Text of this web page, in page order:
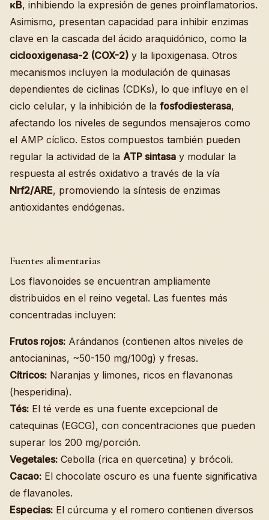
κB, inhibiendo la expresión de genes proinflamatorios.
Asimismo, presentan capacidad para inhibir enzimas
clave en la cascada del ácido araquidónico, como la
ciclooxigenasa-2 (COX-2) y la lipoxigenasa. Otros
mecanismos incluyen la modulación de quinasas
dependientes de ciclinas (CDKs), lo que influye en el
ciclo celular, y la inhibición de la fosfodiesterasa,
afectando los niveles de segundos mensajeros como
el AMP cíclico. Estos compuestos también pueden
regular la actividad de la ATP sintasa y modular la
respuesta al estrés oxidativo a través de la vía
Nrf2/ARE, promoviendo la síntesis de enzimas
antioxidantes endógenas.
Fuentes alimentarias
Los flavonoides se encuentran ampliamente
distribuidos en el reino vegetal. Las fuentes más
concentradas incluyen:
Frutos rojos: Arándanos (contienen altos niveles de
antocianinas, ~50-150 mg/100g) y fresas.
Cítricos: Naranjas y limones, ricos en flavanonas
(hesperidina).
Tés: El té verde es una fuente excepcional de
catequinas (EGCG), con concentraciones que pueden
superar los 200 mg/porción.
Vegetales: Cebolla (rica en quercetina) y brócoli.
Cacao: El chocolate oscuro es una fuente significativa
de flavanoles.
Especias: El cúrcuma y el romero contienen diversos